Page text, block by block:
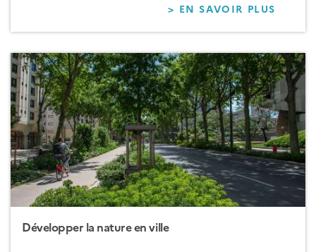
> EN SAVOIR PLUS
LES
DANS
LEUR
DE
:
LA
!
Développer la nature en ville